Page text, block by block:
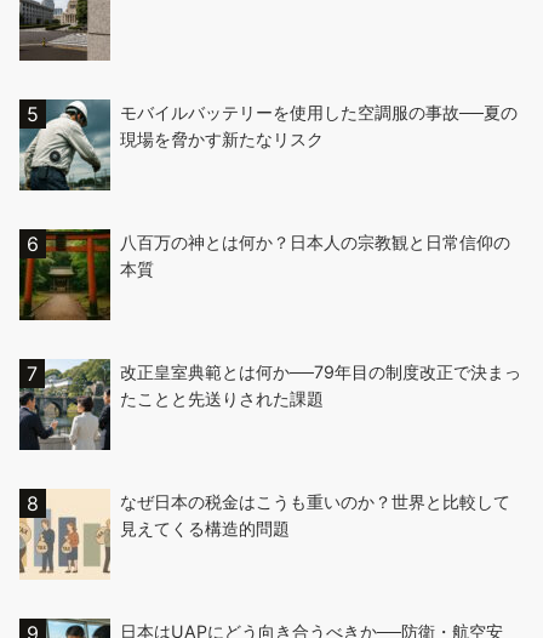
モバイルバッテリーを使用した空調服の事故──夏の
現場を脅かす新たなリスク
八百万の神とは何か？日本人の宗教観と日常信仰の
本質
改正皇室典範とは何か──79年目の制度改正で決まっ
たことと先送りされた課題
なぜ日本の税金はこうも重いのか？世界と比較して
見えてくる構造的問題
日本はUAPにどう向き合うべきか──防衛・航空安